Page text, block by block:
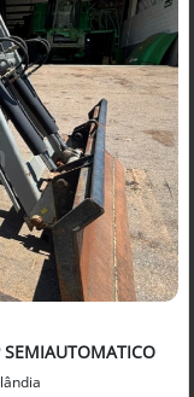
SEMIAUTOMATICO